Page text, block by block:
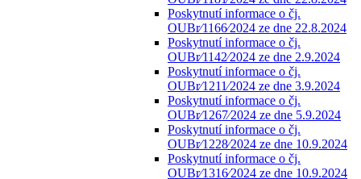
Poskytnutí informace o čj.
OUBr⁄1166⁄2024 ze dne 22.8.2024
Poskytnutí informace o čj.
OUBr⁄1142⁄2024 ze dne 2.9.2024
Poskytnutí informace o čj.
OUBr⁄1211⁄2024 ze dne 3.9.2024
Poskytnutí informace o čj.
OUBr⁄1267⁄2024 ze dne 5.9.2024
Poskytnutí informace o čj.
OUBr⁄1228⁄2024 ze dne 10.9.2024
Poskytnutí informace o čj.
OUBr⁄1316⁄2024 ze dne 10.9.2024